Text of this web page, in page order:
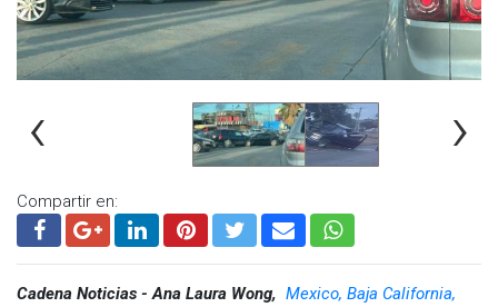
‹ ›
Compartir en:
Cadena Noticias - Ana Laura Wong, Mexico, Baja California,